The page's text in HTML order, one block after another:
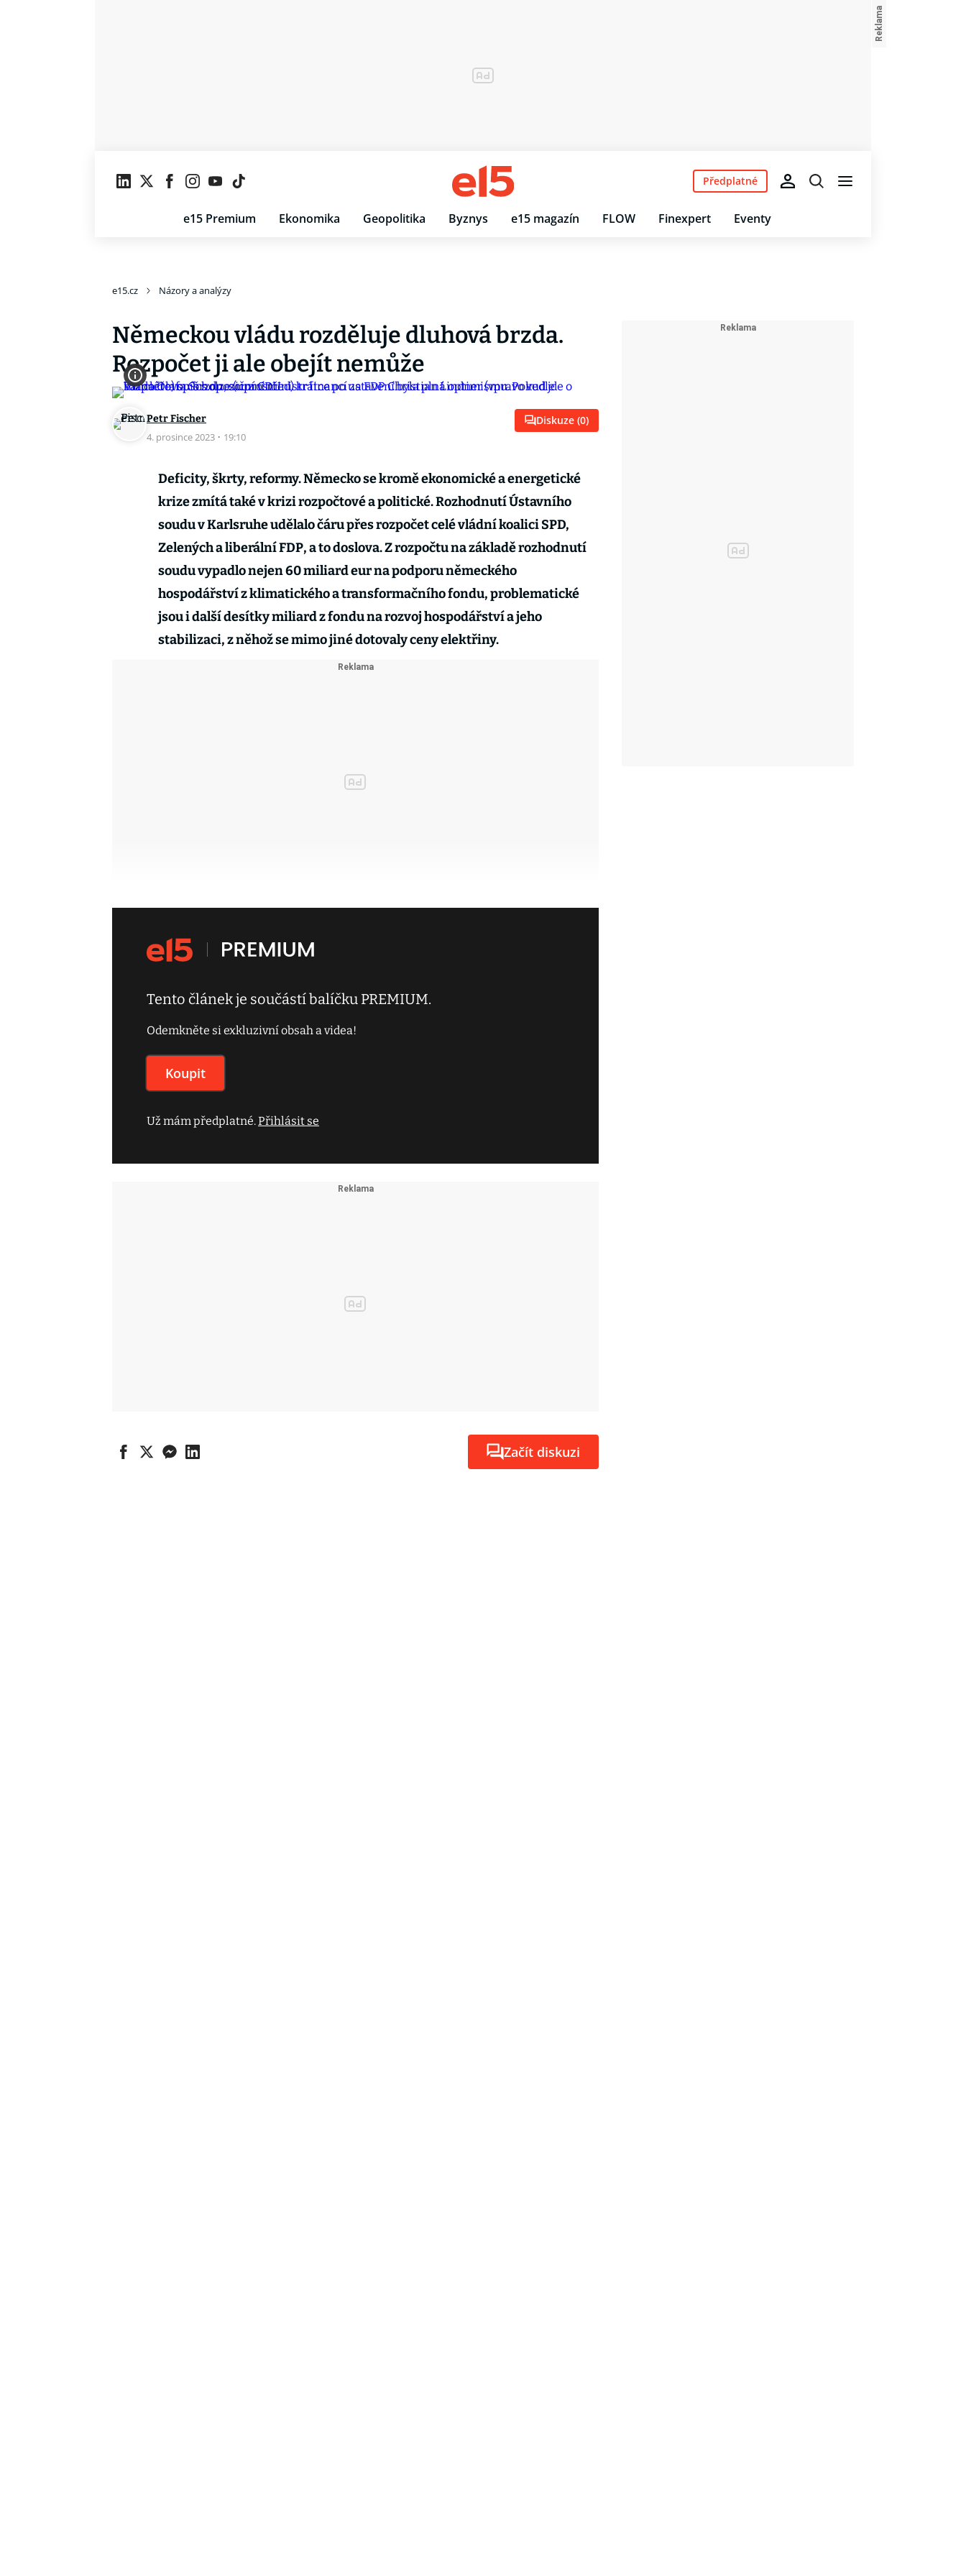
e15 Premium Ekonomika Geopolitika Byznys e15 magazín FLOW Finexpert Eventy
Předplatné
e15.cz Názory a analýzy
Německou vládu rozděluje dluhová brzda.
Rozpočet ji ale obejít nemůže
Petr Fischer
4. prosince 2023 · 19:10
Diskuze (0)
Deficity, škrty, reformy. Německo se kromě ekonomické a energetické
krize zmítá také v krizi rozpočtové a politické. Rozhodnutí Ústavního
soudu v Karlsruhe udělalo čáru přes rozpočet celé vládní koalici SPD,
Zelených a liberální FDP, a to doslova. Z rozpočtu na základě rozhodnutí
soudu vypadlo nejen 60 miliard eur na podporu německého
hospodářství z klimatického a transformačního fondu, problematické
jsou i další desítky miliard z fondu na rozvoj hospodářství a jeho
stabilizaci, z něhož se mimo jiné dotovaly ceny elektřiny.
Tento článek je součástí balíčku PREMIUM.
Odemkněte si exkluzivní obsah a videa!
Koupit
Už mám předplatné.Přihlásit se
Začít diskuzi